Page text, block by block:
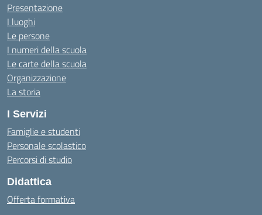
Presentazione
I luoghi
Le persone
I numeri della scuola
Le carte della scuola
Organizzazione
La storia
I Servizi
Famiglie e studenti
Personale scolastico
Percorsi di studio
Didattica
Offerta formativa